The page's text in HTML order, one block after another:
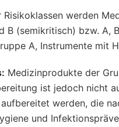
Risikoklassen werden
B (semikritisch) bzw. A,
A, Instrumente mit
Medizinprodukte der
ist jedoch nicht
werden, die
und